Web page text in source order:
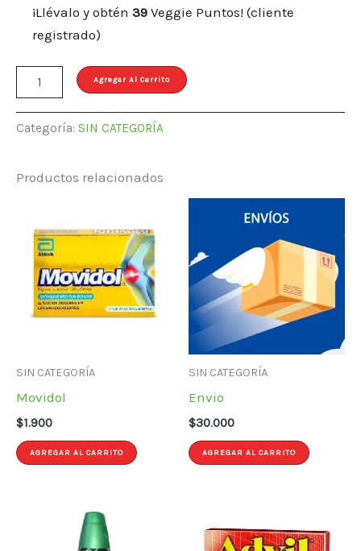
¡Llévalo y obtén 39 Veggie Puntos! (cliente
registrado)
con
y
Naruna
cantidad
Agregar Al Carrito
Categoría: SIN CATEGORÍA
Productos relacionados
SIN CATEGORÍA
Movidol
$1.900
AGREGAR AL CARRITO
SIN CATEGORÍA
Envio
$30.000
AGREGAR AL CARRITO